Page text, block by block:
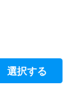
選択する